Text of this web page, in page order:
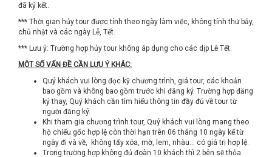
đã ký kết.
*** Thời gian hủy tour được tính theo ngày làm việc, không tính thứ bảy,
chủ nhật và các ngày Lễ, Tết.
*** Lưu ý: Trường hợp hủy tour không áp dụng cho các dịp Lễ Tết.
MỘT SỐ VẤN ĐỀ CẦN LƯU Ý KHÁC:
Quý khách vui lòng đọc kỹ chương trình, giá tour, các khoản
bao gồm và không bao gồm trước khi đăng ký. Trường hợp đăng
ký thay, Quý khách cần tìm hiểu thông tin đầy đủ về tour từ
người đăng ký.
Khi tham gia chương trình tour, Quý khách vui lòng mang theo
hộ chiếu gốc hợp lệ còn thời hạn trên 06 tháng 10 ngày kể từ
ngày đi và về, không tẩy xóa, mờ, lem, nhàu… có giá trị hợp lệ.
Trong trường hợp không đủ đoàn 10 khách thì 2 bên sẽ thỏa